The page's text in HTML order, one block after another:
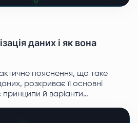
даних і як вона
пояснення, що таке
розкриває її основні
й варіанти